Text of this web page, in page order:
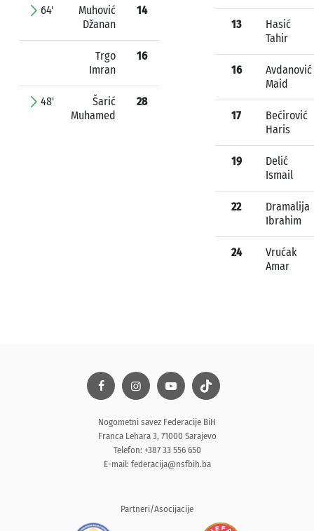
64'
Muhović
Džanan
14
Trgo
Imran
16
48'
Šarić
Muhamed
28
13
Hasić
Tahir
16
Avdanović
Maid
17
Bećirović
Haris
19
Delić
Ismail
22
Dramalija
Ibrahim
24
Vrućak
Amar
Nogometni savez Federacije BiH
Franca Lehara 3, 71000 Sarajevo
Telefon: +387 33 556 650
E-mail: federacija@nsfbih.ba
Partneri/Asocijacije